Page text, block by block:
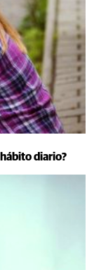
diario?